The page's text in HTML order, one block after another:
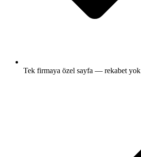
Tek firmaya özel sayfa — rekabet yok